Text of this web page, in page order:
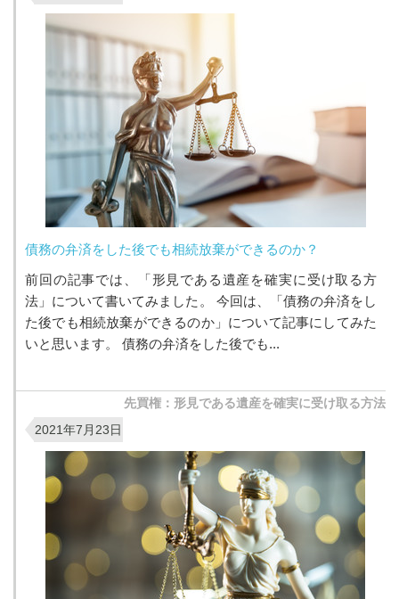
債務の弁済をした後でも相続放棄ができるのか？
前回の記事では、「形見である遺産を確実に受け取る方
法」について書いてみました。 今回は、「債務の弁済をし
た後でも相続放棄ができるのか」について記事にしてみた
いと思います。 債務の弁済をした後でも...
先買権：形見である遺産を確実に受け取る方法
2021年7月23日